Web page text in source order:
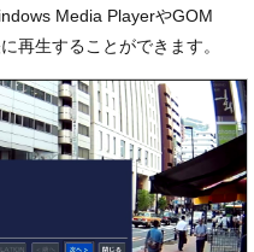
Media PlayerやGOM
再生することができます。